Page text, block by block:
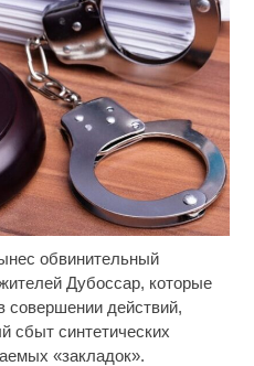
обвинительный
Дубоссар, которые
действий,
сбыт синтетических
«закладок».
секунд, а смеяться вы
пляже Крыма: Что люди
не видят...